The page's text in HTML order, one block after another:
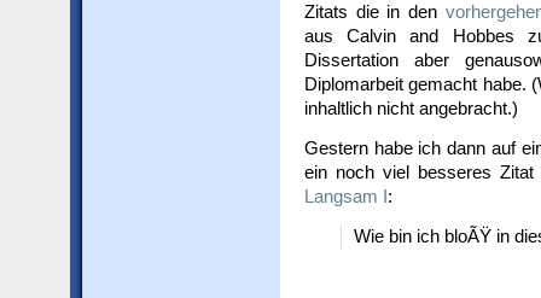
Zitats die in den
aus Calvin and Hobbes
Dissertation aber
Diplomarbeit gemacht habe.
inhaltlich nicht angebracht.)
Gestern habe ich dann auf
ein noch viel besseres
Langsam I:
Wie bin ich bloÃŸ in